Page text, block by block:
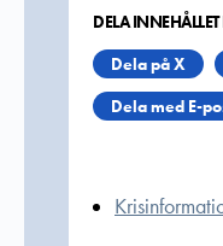
DELA
Dela på X
Dela med E-